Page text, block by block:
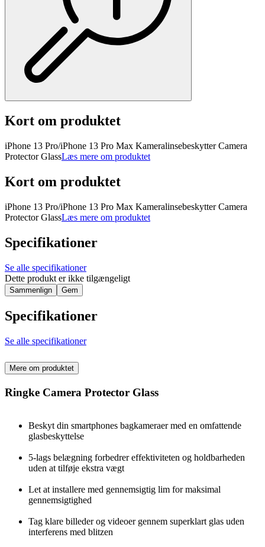
Kort om produktet
iPhone 13 Pro/iPhone 13 Pro Max Kameralinsebeskytter Camera
Protector GlassLæs mere om produktet
Kort om produktet
iPhone 13 Pro/iPhone 13 Pro Max Kameralinsebeskytter Camera
Protector GlassLæs mere om produktet
Specifikationer
Se alle specifikationer
Dette produkt er ikke tilgængeligt
Sammenlign Gem
Specifikationer
Se alle specifikationer
Mere om produktet
Ringke Camera Protector Glass
Beskyt din smartphones bagkameraer med en omfattende
glasbeskyttelse
5-lags belægning forbedrer effektiviteten og holdbarheden
uden at tilføje ekstra vægt
Let at installere med gennemsigtig lim for maksimal
gennemsigtighed
Tag klare billeder og videoer gennem superklart glas uden
interferens med blitzen